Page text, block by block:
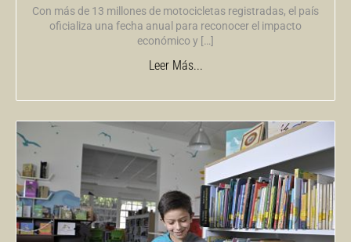
Con más de 13 millones de motocicletas registradas, el país
oficializa una fecha anual para reconocer el impacto
económico y […]
Leer Más...